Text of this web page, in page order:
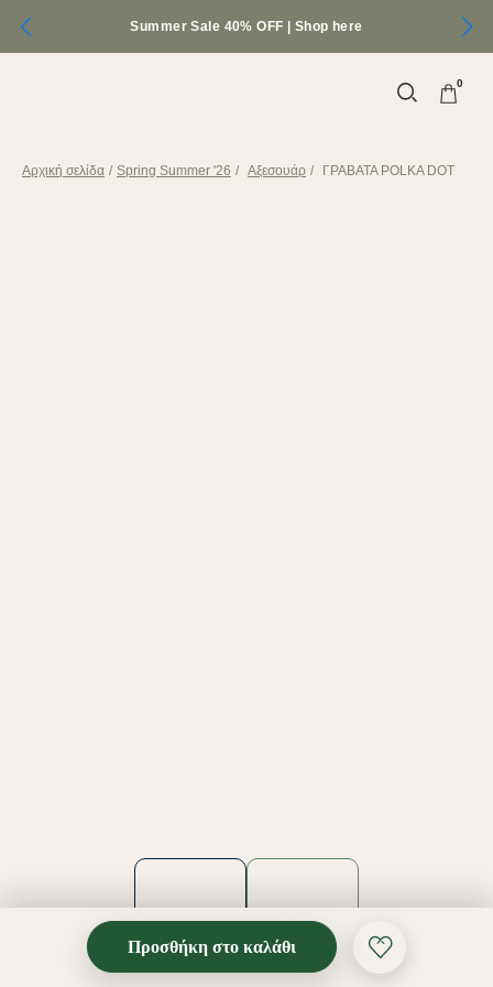
Summer Sale 40% OFF | Shop here
0
Αρχική σελίδα / Spring Summer '26 / Αξεσουάρ / ΓΡΑΒΑΤΑ POLKA DOT
Προσθήκη στο καλάθι